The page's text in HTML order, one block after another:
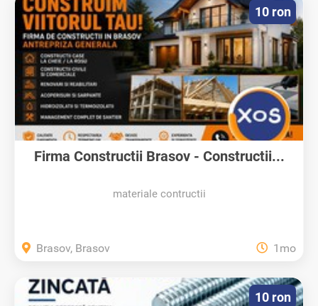
Firma Constructii Brasov - Constructii...
materiale contructii
10 ron
Brasov, Brasov 1mo
10 ron